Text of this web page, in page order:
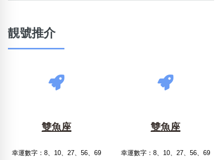
靚號推介
雙魚座
幸運數字：8、10、27、56、69
雙魚座
幸運數字：8、10、27、56、69